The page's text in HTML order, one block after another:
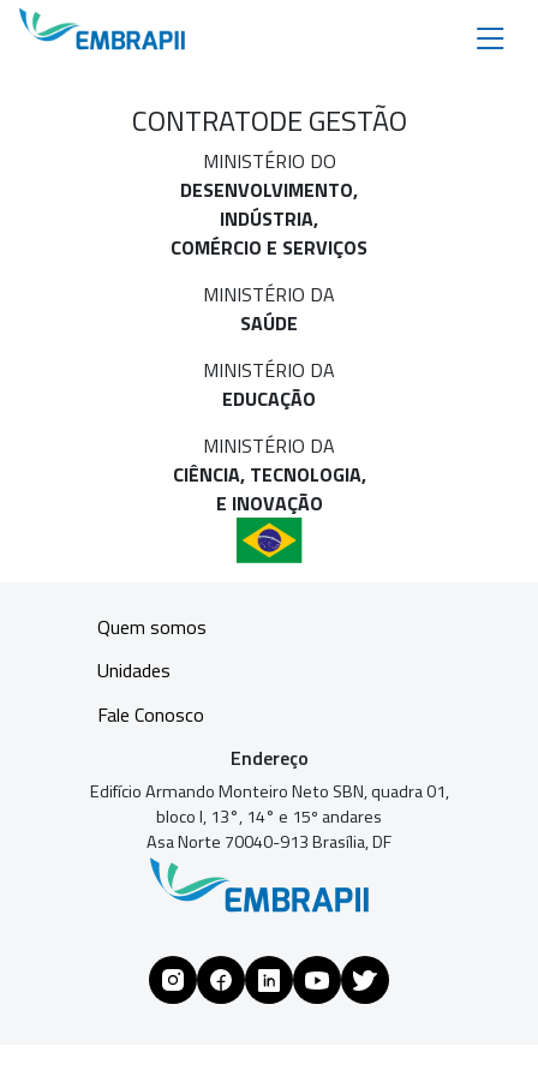
CONTRATODE GESTÃO
MINISTÉRIO DO
DESENVOLVIMENTO,
INDÚSTRIA,
COMÉRCIO E SERVIÇOS
MINISTÉRIO DA
SAÚDE
MINISTÉRIO DA
EDUCAÇÃO
MINISTÉRIO DA
CIÊNCIA, TECNOLOGIA,
E INOVAÇÃO
Quem somos
Unidades
Fale Conosco
Endereço
Edifício Armando Monteiro Neto SBN, quadra 01,
bloco I, 13°, 14° e 15º andares
Asa Norte 70040-913 Brasília, DF